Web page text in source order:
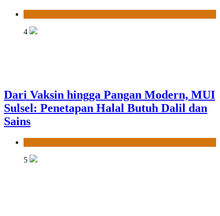
4
Dari Vaksin hingga Pangan Modern, MUI
Sulsel: Penetapan Halal Butuh Dalil dan
Sains
5